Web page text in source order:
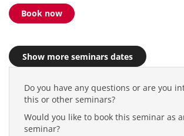
Book now
Show more seminars dates
Do you have any questions or are you
this or other seminars?
Would you like to book this seminar as
seminar?